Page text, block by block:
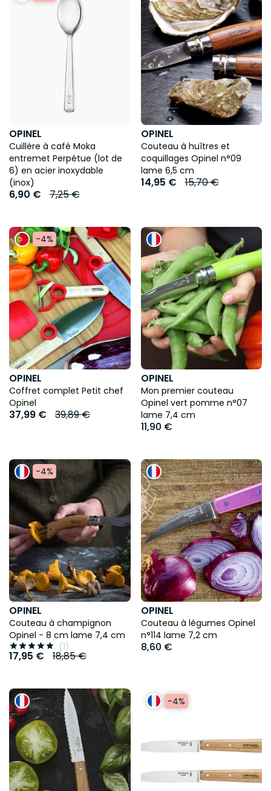
OPINEL
Cuillère à café Moka
entremet Perpétue (lot de
6) en acier inoxydable
(inox)
6,90 € 7,25 €
OPINEL
Couteau à huîtres et
coquillages Opinel n°09
lame 6,5 cm
14,95 € 15,70 €
-4%
OPINEL
Coffret complet Petit chef
Opinel
37,99 € 39,89 €
OPINEL
Mon premier couteau
Opinel vert pomme n°07
lame 7,4 cm
11,90 €
-4%
OPINEL
Couteau à champignon
Opinel - 8 cm lame 7,4 cm
 (1)
17,95 € 18,85 €
OPINEL
Couteau à légumes Opinel
n°114 lame 7,2 cm
8,60 €
-4%